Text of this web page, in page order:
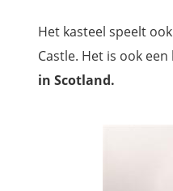
Het kasteel speelt
Castle. Het is ook
in Scotland.